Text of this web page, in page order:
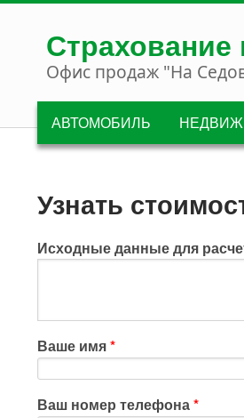
Перейти к основному содержанию
Офис продаж "На
АВТОМОБИЛЬ
Узнать
Исходные данные для
Ваше имя*
Ваш номер телефона*